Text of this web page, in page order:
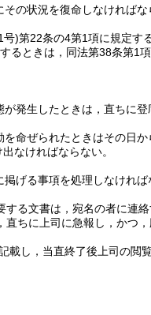
の状況を復命しなければな
号)第22条の4第1項に規定す
るときは，同法第38条第1
発生したときは，直ちに
命ぜられたときはその日
なければならない。
げる事項を処理しなければ
する文書は，宛名の者に連
ちに上司に急報し，かつ，
し，当直終了後上司の閲